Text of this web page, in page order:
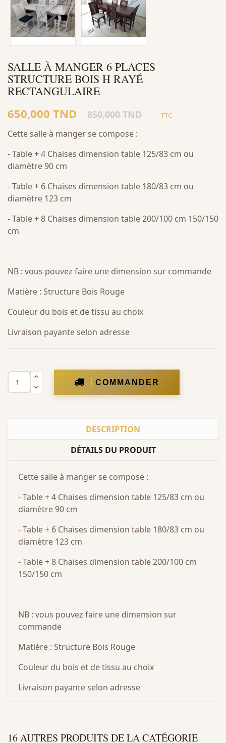
SALLE À MANGER 6 PLACES
STRUCTURE BOIS H RAYÉ
RECTANGULAIRE
650,000 TND 850,000 TND TTC
Cette salle à manger se compose :
- Table + 4 Chaises dimension table 125/83 cm ou
diamètre 90 cm
- Table + 6 Chaises dimension table 180/83 cm ou
diamètre 123 cm
- Table + 8 Chaises dimension table 200/100 cm 150/150
cm
NB : vous pouvez faire une dimension sur commande
Matière : Structure Bois Rouge
Couleur du bois et de tissu au choix
Livraison payante selon adresse
COMMANDER
DESCRIPTION
DÉTAILS DU PRODUIT
Cette salle à manger se compose :
- Table + 4 Chaises dimension table 125/83 cm ou
diamètre 90 cm
- Table + 6 Chaises dimension table 180/83 cm ou
diamètre 123 cm
- Table + 8 Chaises dimension table 200/100 cm
150/150 cm
NB : vous pouvez faire une dimension sur
commande
Matière : Structure Bois Rouge
Couleur du bois et de tissu au choix
Livraison payante selon adresse
16 AUTRES PRODUITS DE LA CATÉGORIE